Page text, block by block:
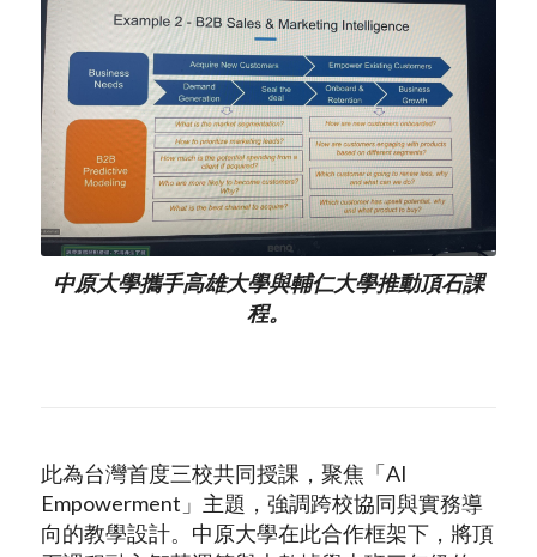
中原大學攜手高雄大學與輔仁大學推動頂石課
程。
此為台灣首度三校共同授課，聚焦「AI
Empowerment」主題，強調跨校協同與實務導
向的教學設計。中原大學在此合作框架下，將頂